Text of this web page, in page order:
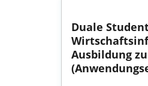
Duale
Ausbildung